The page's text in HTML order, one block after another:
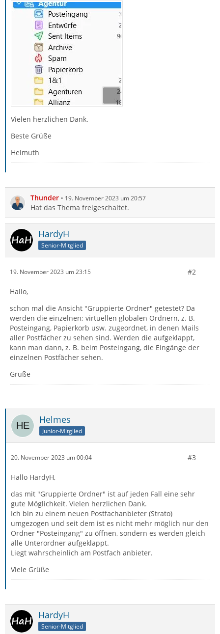
Vielen herzlichen Dank.
Beste Grüße
Helmuth
Thunder 19. November 2023 um 20:57
Hat das Thema freigeschaltet.
HardyH
Senior-Mitglied
19. November 2023 um 23:15 #2
Hallo,
schon mal die Ansicht "Gruppierte Ordner" getestet? Da
werden die einzelnen; virtuellen globalen Ordnern, z. B.
Posteingang, Papierkorb usw. zugeordnet, in denen Mails
aller Postfächer zu sehen sind. Werden die aufgeklappt,
kann man dann, z. B. beim Posteingang, die Eingänge der
einzelnen Postfächer sehen.
Grüße
Helmes
Junior-Mitglied
20. November 2023 um 00:04 #3
Hallo HardyH,
das mit "Gruppierte Ordner" ist auf jeden Fall eine sehr
gute Möglichkeit. Vielen herzlichen Dank.
Ich bin zu einem neuen Postfachanbieter (Strato)
umgezogen und seit dem ist es nicht mehr möglich nur den
Ordner "Posteingang" zu öffnen, sondern es werden gleich
alle Unterordner aufgeklappt.
Liegt wahrscheinlich am Postfach anbieter.
Viele Grüße
HardyH
Senior-Mitglied